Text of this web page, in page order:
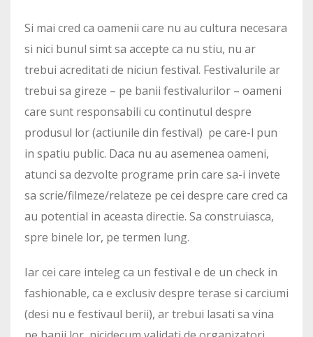
Si mai cred ca oamenii care nu au cultura necesara
si nici bunul simt sa accepte ca nu stiu, nu ar
trebui acreditati de niciun festival. Festivalurile ar
trebui sa gireze – pe banii festivalurilor – oameni
care sunt responsabili cu continutul despre
produsul lor (actiunile din festival) pe care-l pun
in spatiu public. Daca nu au asemenea oameni,
atunci sa dezvolte programe prin care sa-i invete
sa scrie/filmeze/relateze pe cei despre care cred ca
au potential in aceasta directie. Sa construiasca,
spre binele lor, pe termen lung.
Iar cei care inteleg ca un festival e de un check in
fashionable, ca e exclusiv despre terase si carciumi
(desi nu e festivaul berii), ar trebui lasati sa vina